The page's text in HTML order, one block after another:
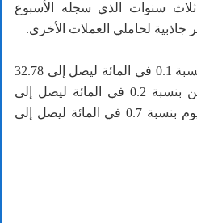
سنوات الذي سجله الأسبوع
جاذبية لحاملي العملات الأخرى.
وارتفع سعر الفضة الفوري بنسبة 0.1 في المائة ليصل إلى 32.78
دولاراً للأونصة، وارتفع البلاتين بنسبة 0.2 في المائة ليصل إلى
969.05 دولار، وانخفض البلاديوم بنسبة 0.7 في المائة ليصل إلى